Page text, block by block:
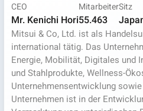
CEO
Mr. Kenichi Hori
Mitarbeiter
55.463
Sitz
Mitsui & Co, Ltd. ist als
international tätig. Das
Energie, Mobilität, Digitales und
und Stahlprodukte, Wellness-
Unternehmensentwicklung
Unternehmen ist in der